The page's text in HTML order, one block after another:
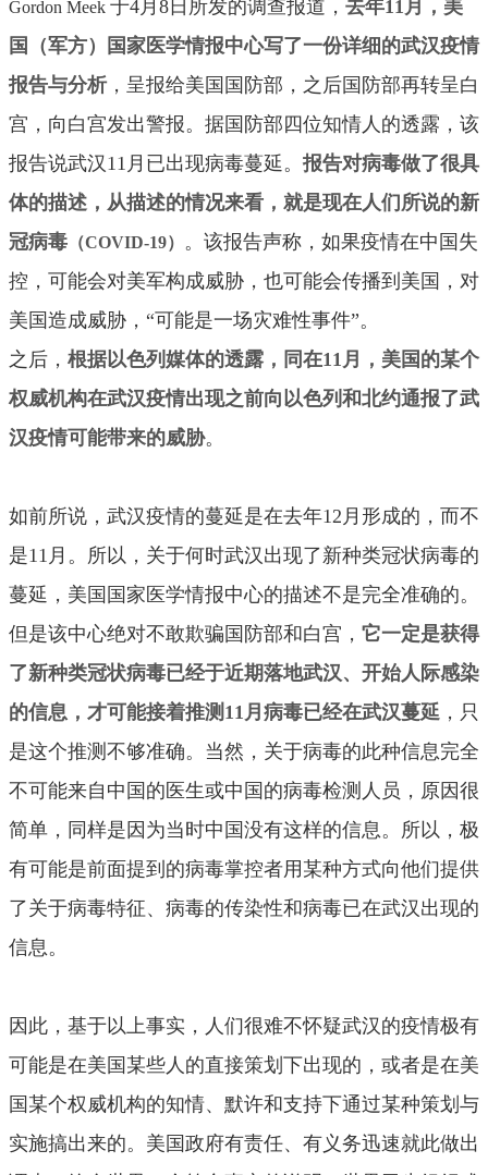
Gordon Meek 于4月8日所发的调查报道， 去年11月，美
国（军方）国家医学情报中心写了一份详细的武汉疫情
报告与分析，呈报给美国国防部，之后国防部再转呈白
宫，向白宫发出警报。据国防部四位知情人的透露，该
报告说武汉11月已出现病毒蔓延。 报告对病毒做了很具
体的描述，从描述的情况来看，就是现在人们所说的新
冠病毒 （COVID-19） 。该报告声称，如果疫情在中国失
控，可能会对美军构成威胁，也可能会传播到美国，对
美国造成威胁，“可能是一场灾难性事件”。
之后， 根据以色列媒体的透露，同在11月，美国的某个
权威机构在武汉疫情出现之前向以色列和北约通报了武
汉疫情可能带来的威胁。
如前所说，武汉疫情的蔓延是在去年12月形成的，而不
是11月。所以，关于何时武汉出现了新种类冠状病毒的
蔓延，美国国家医学情报中心的描述不是完全准确的。
但是该中心绝对不敢欺骗国防部和白宫， 它一定是获得
了新种类冠状病毒已经于近期落地武汉、开始人际感染
的信息，才可能接着推测11月病毒已经在武汉蔓延 ，只
是这个推测不够准确。当然，关于病毒的此种信息完全
不可能来自中国的医生或中国的病毒检测人员，原因很
简单，同样是因为当时中国没有这样的信息。所以，极
有可能是前面提到的病毒掌控者用某种方式向他们提供
了关于病毒特征、病毒的传染性和病毒已在武汉出现的
信息。
因此，基于以上事实，人们很难不怀疑武汉的疫情极有
可能是在美国某些人的直接策划下出现的，或者是在美
国某个权威机构的知情、默许和支持下通过某种策划与
实施搞出来的。美国政府有责任、有义务迅速就此做出